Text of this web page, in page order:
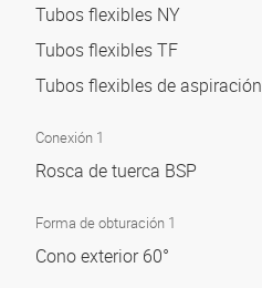
Tubos flexibles NY
Tubos flexibles TF
Tubos flexibles de aspiración
Conexión 1
Rosca de tuerca BSP
Forma de obturación 1
Cono exterior 60°